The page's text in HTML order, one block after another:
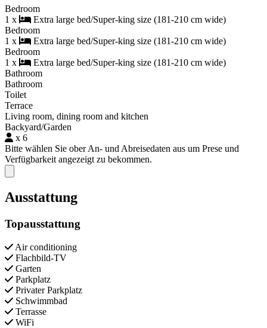
Bedroom
1 x
Extra large bed/Super-king size (181-210 cm wide)
Bedroom
1 x
Extra large bed/Super-king size (181-210 cm wide)
Bedroom
1 x
Extra large bed/Super-king size (181-210 cm wide)
Bathroom
Bathroom
Toilet
Terrace
Living room, dining room and kitchen
Backyard/Garden
x 6
Bitte wählen Sie ober An- und Abreisedaten aus um Prese und
Verfügbarkeit angezeigt zu bekommen.
Close modal
Ausstattung
Topausstattung
Air conditioning
Flachbild-TV
Garten
Parkplatz
Privater Parkplatz
Schwimmbad
Terrasse
WiFi